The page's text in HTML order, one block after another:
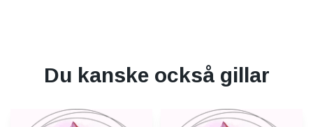
Du kanske också gillar